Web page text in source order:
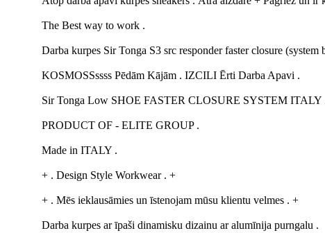
The Best way to work .
Darba kurpes Sir Tonga S3 src responder faster closure (system
KOSMOSSssss Pēdām Kājām . IZCILI Ērti Darba Apavi .
Sir Tonga Low SHOE FASTER CLOSURE SYSTEM ITALY
PRODUCT OF - ELITE GROUP .
Made in ITALY .
+ . Design Style Workwear . +
+ . Mēs ieklausāmies un īstenojam mūsu klientu velmes . +
Darba kurpes ar īpaši dinamisku dizainu ar alumīnija purngalu .